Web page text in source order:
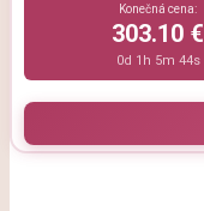
Konečná cena:
303.10 €
0d 1h 5m 44s